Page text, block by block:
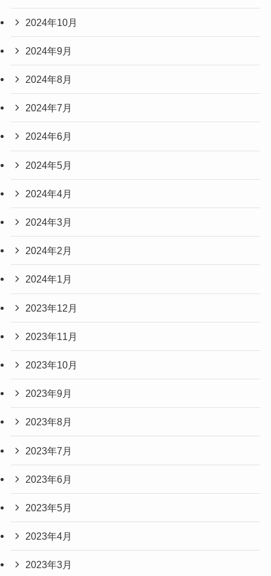
2024年10月
2024年9月
2024年8月
2024年7月
2024年6月
2024年5月
2024年4月
2024年3月
2024年2月
2024年1月
2023年12月
2023年11月
2023年10月
2023年9月
2023年8月
2023年7月
2023年6月
2023年5月
2023年4月
2023年3月